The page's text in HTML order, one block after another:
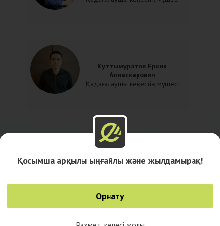
Куттымуратов Еркин
Алиаскарович
Қадағалаушы кеңестің мүшесі
Қосымша арқылы ыңғайлы және жылдамырақ!
Орнату